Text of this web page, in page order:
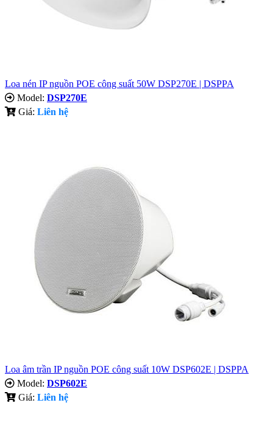
Loa nén IP nguồn POE công suất 50W DSP270E | DSPPA
Model: DSP270E
Giá: Liên hệ
Loa âm trần IP nguồn POE công suất 10W DSP602E | DSPPA
Model: DSP602E
Giá: Liên hệ